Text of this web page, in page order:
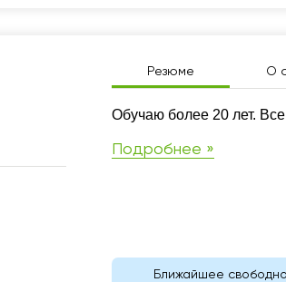
Резюме О
Резюме
Обучаю более 20 лет. Все
Подробнее »
Ближайшее